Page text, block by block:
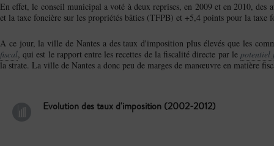
En effet, le conseil municipal a voté à deux reprises, en 2009 et en 2010,
et la taxe foncière sur les propriétés bâties (TFPB) et +5,4 points pour la taxe
A ce jour, la ville de Nantes a des taux d'imposition plus élevés que les
fiscal, qui est le rapport entre les recettes de la fiscalité directe par le potentiel
la strate. La ville de Nantes a donc peu de marges de manœuvre en matière
Evolution des taux d'imposition (2002-2012)